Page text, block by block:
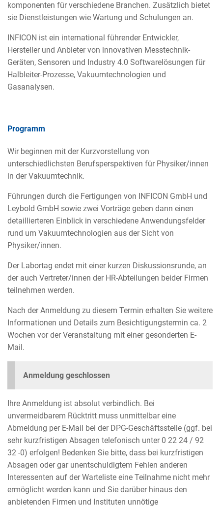
komponenten für verschiedene Branchen. Zusätzlich bietet
sie Dienstleistungen wie Wartung und Schulungen an.
INFICON ist ein international führender Entwickler,
Hersteller und Anbieter von innovativen Messtechnik-
Geräten, Sensoren und Industry 4.0 Softwarelösungen für
Halbleiter-Prozesse, Vakuumtechnologien und
Gasanalysen.
Programm
Wir beginnen mit der Kurzvorstellung von
unterschiedlichsten Berufsperspektiven für Physiker/innen
in der Vakuumtechnik.
Führungen durch die Fertigungen von INFICON GmbH und
Leybold GmbH sowie zwei Vorträge geben dann einen
detaillierteren Einblick in verschiedene Anwendungsfelder
rund um Vakuumtechnologien aus der Sicht von
Physiker/innen.
Der Labortag endet mit einer kurzen Diskussionsrunde, an
der auch Vertreter/innen der HR-Abteilungen beider Firmen
teilnehmen werden.
Nach der Anmeldung zu diesem Termin erhalten Sie weitere
Informationen und Details zum Besichtigungstermin ca. 2
Wochen vor der Veranstaltung mit einer gesonderten E-
Mail.
Anmeldung geschlossen
Ihre Anmeldung ist absolut verbindlich. Bei
unvermeidbarem Rücktritt muss unmittelbar eine
Abmeldung per E-Mail bei der DPG-Geschäftsstelle (ggf. bei
sehr kurzfristigen Absagen telefonisch unter 0 22 24 / 92
32 -0) erfolgen! Bedenken Sie bitte, dass bei kurzfristigen
Absagen oder gar unentschuldigtem Fehlen anderen
Interessenten auf der Warteliste eine Teilnahme nicht mehr
ermöglicht werden kann und Sie darüber hinaus den
anbietenden Firmen und Instituten unnötige